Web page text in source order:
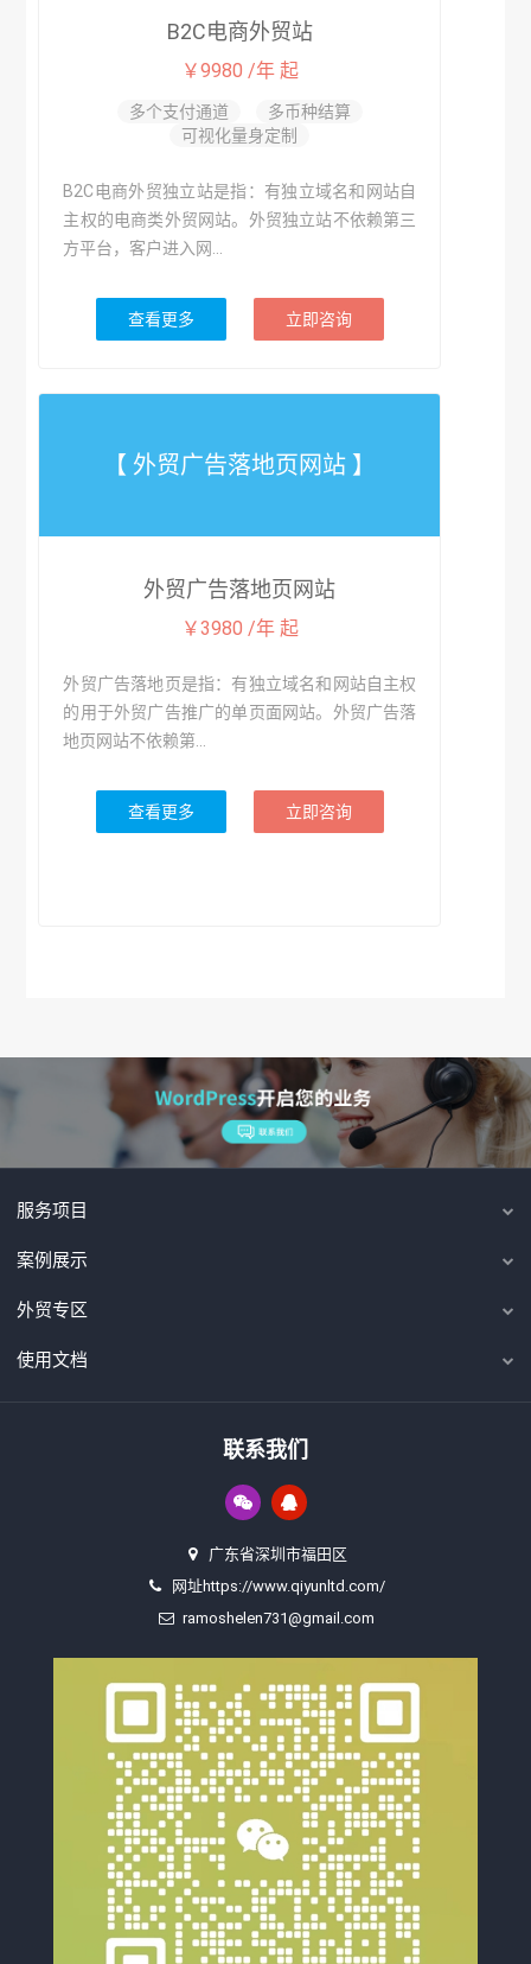
B2C电商外贸站
￥9980 /年 起
多个支付通道
多币种结算
可视化量身定制
B2C电商外贸独立站是指：有独立域名和网站自
主权的电商类外贸网站。外贸独立站不依赖第三
方平台，客户进入网...
查看更多 立即咨询
【 外贸广告落地页网站 】
外贸广告落地页网站
￥3980 /年 起
外贸广告落地页是指：有独立域名和网站自主权
的用于外贸广告推广的单页面网站。外贸广告落
地页网站不依赖第...
查看更多 立即咨询
服务项目
案例展示
外贸专区
使用文档
联系我们
广东省深圳市福田区
网址https://www.qiyunltd.com/
ramoshelen731@gmail.com